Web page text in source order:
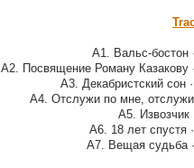
А1. Вальс-бостон
А2. Посвящение Роману Казакову
А3. Декабристский сон
А4. Отслужи по мне,
А5. Извозчик
А6. 18 лет спустя
А7. Вещая судьба